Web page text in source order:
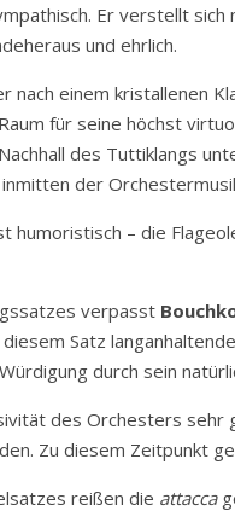
Er verstellt
und ehrlich.
nach einem kristallenen
für seine höchst
des Tuttiklangs
der
humoristisch – die
verpasst
Satz
durch sein
des Orchesters sehr
Zu diesem Zeitpunkt
reißen die attacca